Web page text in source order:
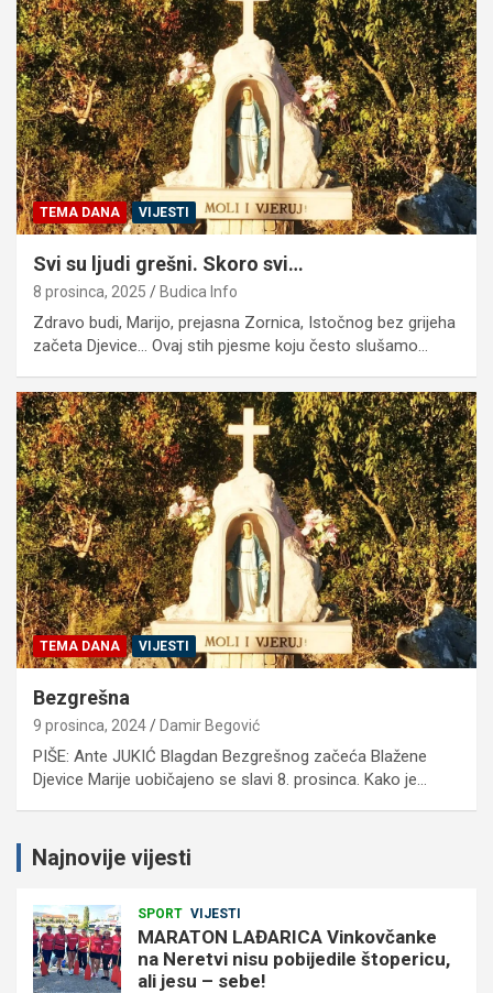
TEMA DANA VIJESTI
Svi su ljudi grešni. Skoro svi…
8 prosinca, 2025 Budica Info
Zdravo budi, Marijo, prejasna Zornica, Istočnog bez grijeha
začeta Djevice… Ovaj stih pjesme koju često slušamo…
TEMA DANA VIJESTI
Bezgrešna
9 prosinca, 2024 Damir Begović
PIŠE: Ante JUKIĆ Blagdan Bezgrešnog začeća Blažene
Djevice Marije uobičajeno se slavi 8. prosinca. Kako je…
Najnovije vijesti
SPORT VIJESTI
MARATON LAĐARICA Vinkovčanke
na Neretvi nisu pobijedile štopericu,
ali jesu – sebe!